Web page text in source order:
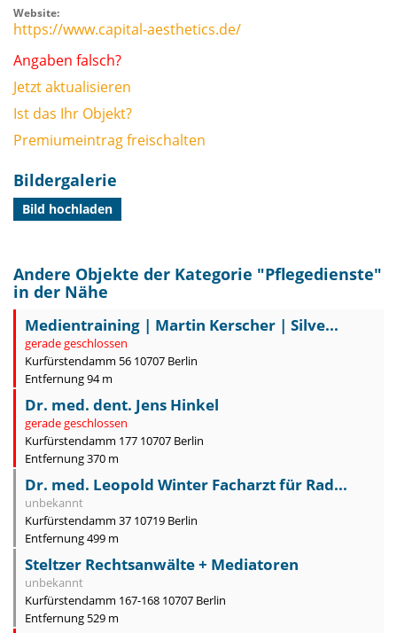
Website:
https://www.capital-aesthetics.de/
Angaben falsch?
Jetzt aktualisieren
Ist das Ihr Objekt?
Premiumeintrag freischalten
Bildergalerie
Bild hochladen
Andere Objekte der Kategorie "Pflegedienste"
in der Nähe
Medientraining | Martin Kerscher | Silve...
gerade geschlossen
Kurfürstendamm 56 10707 Berlin
Entfernung 94 m
Dr. med. dent. Jens Hinkel
gerade geschlossen
Kurfürstendamm 177 10707 Berlin
Entfernung 370 m
Dr. med. Leopold Winter Facharzt für Rad...
unbekannt
Kurfürstendamm 37 10719 Berlin
Entfernung 499 m
Steltzer Rechtsanwälte + Mediatoren
unbekannt
Kurfürstendamm 167-168 10707 Berlin
Entfernung 529 m